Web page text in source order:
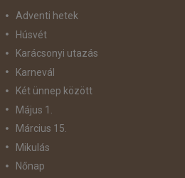
Adventi hetek
Húsvét
Karácsonyi utazás
Karnevál
Két ünnep között
Május 1.
Március 15.
Mikulás
Nőnap